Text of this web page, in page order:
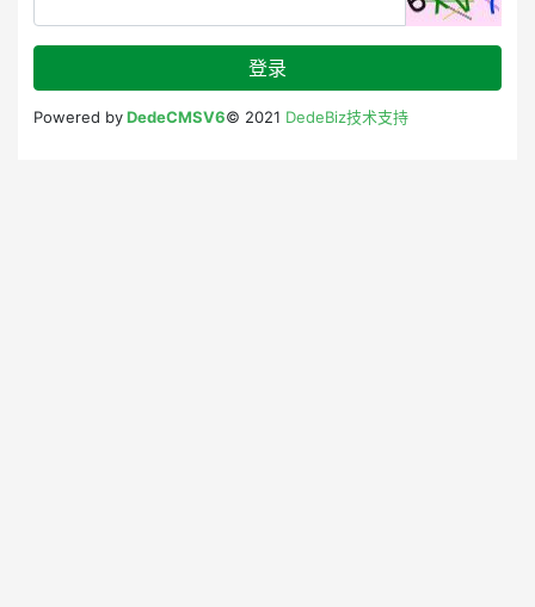
登录
Powered byDedeCMSV6© 2021 DedeBiz技术支持